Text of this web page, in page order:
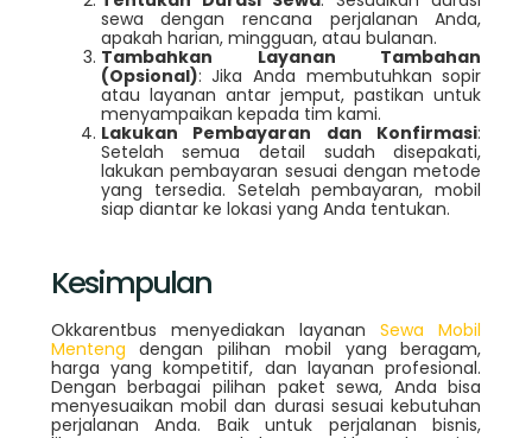
sewa dengan rencana perjalanan Anda,
apakah harian, mingguan, atau bulanan.
Tambahkan Layanan Tambahan
(Opsional): Jika Anda membutuhkan sopir
atau layanan antar jemput, pastikan untuk
menyampaikan kepada tim kami.
Lakukan Pembayaran dan Konfirmasi:
Setelah semua detail sudah disepakati,
lakukan pembayaran sesuai dengan metode
yang tersedia. Setelah pembayaran, mobil
siap diantar ke lokasi yang Anda tentukan.
Kesimpulan
Okkarentbus menyediakan layanan Sewa Mobil
Menteng dengan pilihan mobil yang beragam,
harga yang kompetitif, dan layanan profesional.
Dengan berbagai pilihan paket sewa, Anda bisa
menyesuaikan mobil dan durasi sesuai kebutuhan
perjalanan Anda. Baik untuk perjalanan bisnis,